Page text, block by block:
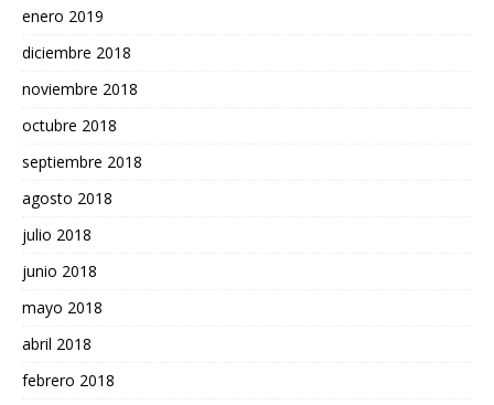
enero 2019
diciembre 2018
noviembre 2018
octubre 2018
septiembre 2018
agosto 2018
julio 2018
junio 2018
mayo 2018
abril 2018
febrero 2018